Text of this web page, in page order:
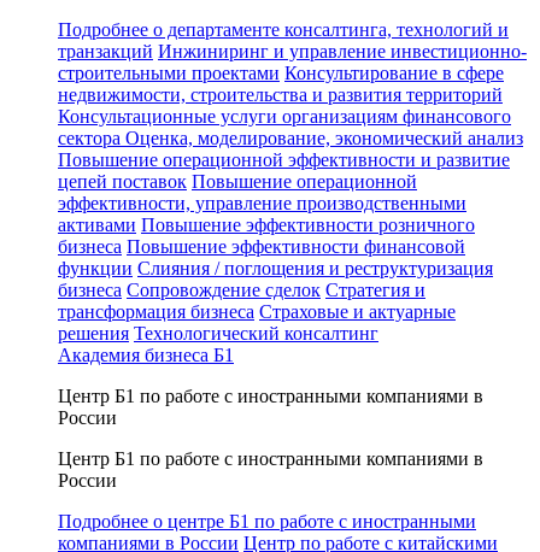
Подробнее о департаменте консалтинга, технологий и
транзакций Инжиниринг и управление инвестиционно-
строительными проектами Консультирование в сфере
недвижимости, строительства и развития территорий
Консультационные услуги организациям финансового
сектора Оценка, моделирование, экономический анализ
Повышение операционной эффективности и развитие
цепей поставок Повышение операционной
эффективности, управление производственными
активами Повышение эффективности розничного
бизнеса Повышение эффективности финансовой
функции Слияния / поглощения и реструктуризация
бизнеса Сопровождение сделок Стратегия и
трансформация бизнеса Страховые и актуарные
решения Технологический консалтинг
Академия бизнеса Б1
Центр Б1 по работе с иностранными компаниями в
России
Центр Б1 по работе с иностранными компаниями в
России
Подробнее о центре Б1 по работе с иностранными
компаниями в России Центр по работе с китайскими